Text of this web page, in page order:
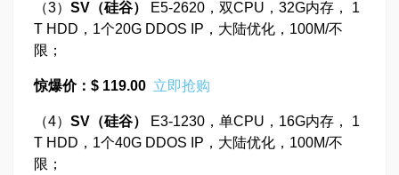
（3） SV （硅谷）
E5-2620，双CPU，32G内存， 1
T HDD，1个20G DDOS IP，大陆优化，100M/不
限；
惊爆价：$ 119.00 立即抢购
（4） SV （硅谷）
E3-1230，单CPU，16G内存， 1
T HDD，1个40G DDOS IP，大陆优化，100M/不
限；